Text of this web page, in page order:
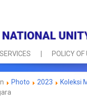
SERVICES POLICY OF
Photo 2023 Koleksi